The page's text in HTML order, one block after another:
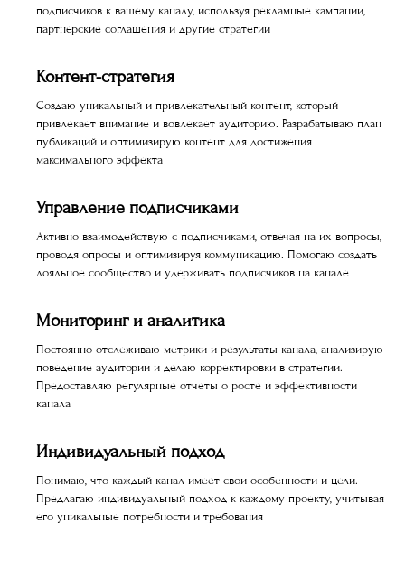
подписчиков к вашему каналу, используя рекламные кампании,
партнерские соглашения и другие стратегии
Контент-стратегия
Создаю уникальный и привлекательный контент, который
привлекает внимание и вовлекает аудиторию. Разрабатываю план
публикаций и оптимизирую контент для достижения
максимального эффекта
Управление подписчиками
Активно взаимодействую с подписчиками, отвечая на их вопросы,
проводя опросы и оптимизируя коммуникацию. Помогаю создать
лояльное сообщество и удерживать подписчиков на канале
Мониторинг и аналитика
Постоянно отслеживаю метрики и результаты канала, анализирую
поведение аудитории и делаю корректировки в стратегии.
Предоставляю регулярные отчеты о росте и эффективности
канала
Индивидуальный подход
Понимаю, что каждый канал имеет свои особенности и цели.
Предлагаю индивидуальный подход к каждому проекту, учитывая
его уникальные потребности и требования